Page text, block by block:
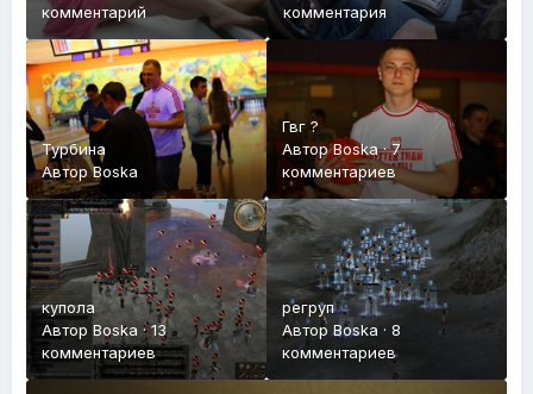
комментарий
комментария
Турбина
АвторBoska
Гвг ?
АвторBoska·7
комментариев
купола
Автор Boska ·13
комментариев
регруп
АвторBoska · 8
комментариев